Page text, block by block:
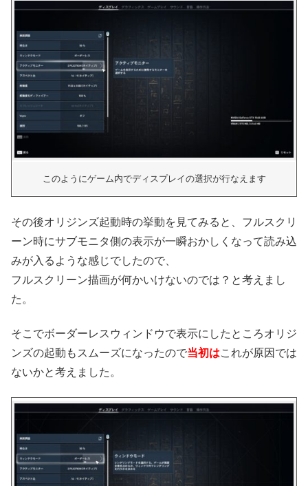
このようにゲーム内でディスプレイの選択が行なえます
その後オリジンズ起動時の挙動を見てみると、フルスクリ
ーン時にサブモニタ側の表示が一瞬おかしくなって読み込
みが入るような感じでしたので、
フルスクリーン描画が何かいけないのでは？と考えまし
た。
そこでボーダーレスウィンドウで表示にしたところオリジ
ンズの起動もスムーズになったので当初はこれが原因では
ないかと考えました。